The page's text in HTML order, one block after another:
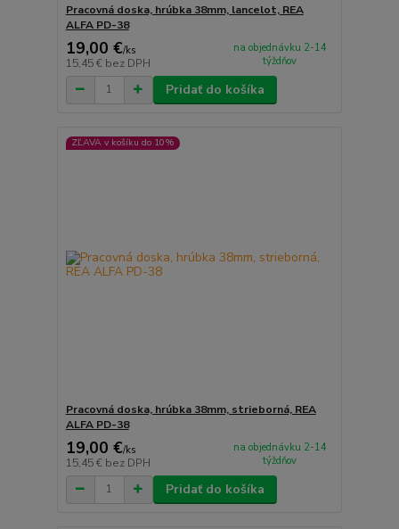
Pracovná doska, hrúbka 38mm, lancelot, REA
ALFA PD-38
19,00 €/ks
15,45 € bez DPH
na objednávku 2-14
týždňov
Pridať do košíka
ZĽAVA v košíku do 10%
Pracovná doska, hrúbka 38mm, strieborná, REA
ALFA PD-38
19,00 €/ks
15,45 € bez DPH
na objednávku 2-14
týždňov
Pridať do košíka